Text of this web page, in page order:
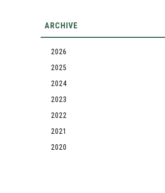
ARCHIVE
2026
2025
2024
2023
2022
2021
2020